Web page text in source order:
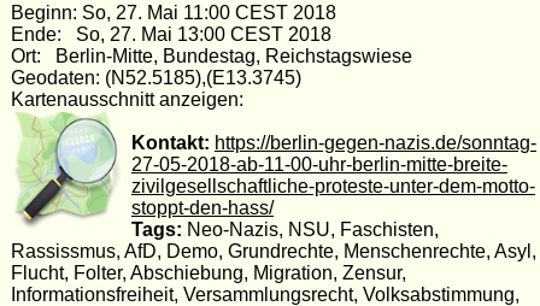
Beginn: So, 27. Mai 11:00 CEST 2018
Ende: So, 27. Mai 13:00 CEST 2018
Ort: Berlin-Mitte, Bundestag, Reichstagswiese
Geodaten: (N52.5185),(E13.3745)
Kartenausschnitt anzeigen:
Kontakt: https://berlin-gegen-nazis.de/sonntag-
27-05-2018-ab-11-00-uhr-berlin-mitte-breite-
zivilgesellschaftliche-proteste-unter-dem-motto-
stoppt-den-hass/
Tags: Neo-Nazis, NSU, Faschisten,
Rassissmus, AfD, Demo, Grundrechte, Menschenrechte, Asyl,
Flucht, Folter, Abschiebung, Migration, Zensur,
Informationsfreiheit, Versammlungsrecht, Volksabstimmung,